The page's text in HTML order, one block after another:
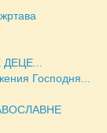
Господня...